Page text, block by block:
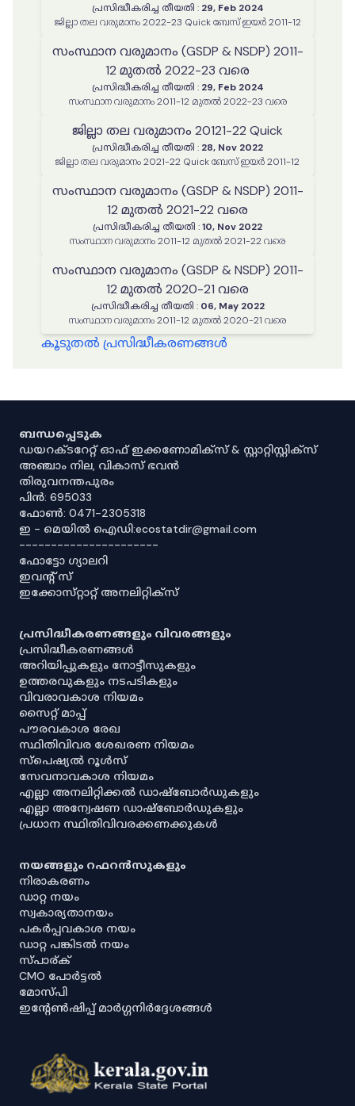
പ്രസിദ്ധീകരിച്ച തീയതി : 29, Feb 2024
ജില്ലാ തല വരുമാനം 2022-23 Quick ബേസ് ഇയർ 2011-12
സംസ്ഥാന വരുമാനം (GSDP & NSDP) 2011-
12 മുതൽ 2022-23 വരെ
പ്രസിദ്ധീകരിച്ച തീയതി : 29, Feb 2024
സംസ്ഥാന വരുമാനം 2011-12 മുതൽ 2022-23 വരെ
ജില്ലാ തല വരുമാനം 20121-22 Quick
പ്രസിദ്ധീകരിച്ച തീയതി : 28, Nov 2022
ജില്ലാ തല വരുമാനം 2021-22 Quick ബേസ് ഇയർ 2011-12
സംസ്ഥാന വരുമാനം (GSDP & NSDP) 2011-
12 മുതൽ 2021-22 വരെ
പ്രസിദ്ധീകരിച്ച തീയതി :10, Nov 2022
സംസ്ഥാന വരുമാനം 2011-12 മുതൽ 2021-22 വരെ
സംസ്ഥാന വരുമാനം (GSDP & NSDP) 2011-
12 മുതൽ 2020-21 വരെ
പ്രസിദ്ധീകരിച്ച തീയതി : 06, May 2022
സംസ്ഥാന വരുമാനം 2011-12 മുതൽ 2020-21 വരെ
കൂടുതൽ പ്രസിദ്ധീകരണങ്ങൾ
ബന്ധപ്പെടുക
ഡയറക്ടറേറ്റ് ഓഫ് ഇക്കണോമിക്സ് & സ്റ്റാറ്റിസ്റ്റിക്സ്
അഞ്ചാം നില, വികാസ് ഭവൻ
തിരുവനന്തപുരം
പിൻ: 695033
ഫോൺ: 0471-2305318
ഇ - മെയിൽ ഐഡി:ecostatdir@gmail.com
----------------------
ഫോട്ടോ ഗ്യാലറി
ഇവൻ്റ് സ്
ഇക്കോസ്‌റ്റാറ്റ് അനലിറ്റിക്‌സ്
പ്രസിദ്ധീകരണങ്ങളും വിവരങ്ങളും
പ്രസിദ്ധീകരണങ്ങൾ
അറിയിപ്പുകളും നോട്ടീസുകളും
ഉത്തരവുകളും നടപടികളും
വിവരാവകാശ നിയമം
സൈറ്റ് മാപ്പ്
പൗരവകാശ രേഖ
സ്ഥിതിവിവര ശേഖരണ നിയമം
സ്‌പെഷ്യൽ റൂൾസ്
സേവനാവകാശ നിയമം
എല്ലാ അനലിറ്റിക്കൽ ഡാഷ്‌ബോർഡുകളും
എല്ലാ അന്വേഷണ ഡാഷ്‌ബോർഡുകളും
പ്രധാന സ്ഥിതിവിവരക്കണക്കുകൾ
നയങ്ങളും റഫറൻസുകളും
നിരാകരണം
ഡാറ്റ നയം
സ്വകാര്യതാനയം
പകർപ്പവകാശ നയം
ഡാറ്റ പങ്കിടൽ നയം
സ്പാര്ക്
CMO പോർട്ടൽ
മോസ്പി
ഇൻ്റേൺഷിപ്പ് മാർഗ്ഗനിർദ്ദേശങ്ങൾ